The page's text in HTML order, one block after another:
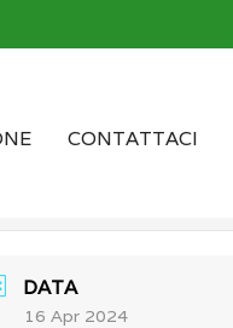
CONTATTACI
DATA
16 Apr 2024